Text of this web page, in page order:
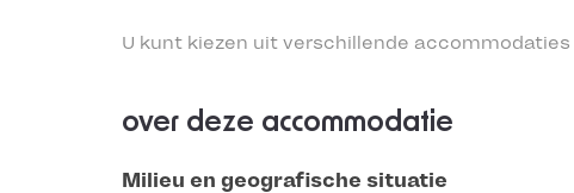
U kunt kiezen uit verschillende
over deze accommodatie
Milieu en geografische situatie